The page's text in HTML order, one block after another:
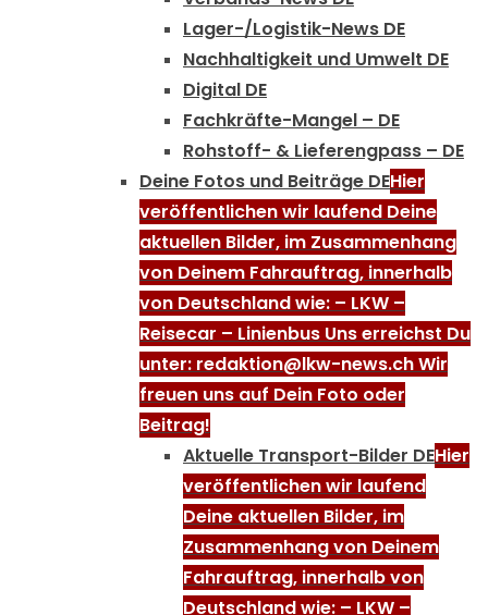
Lager-/Logistik-News DE
Nachhaltigkeit und Umwelt DE
Digital DE
Fachkräfte-Mangel – DE
Rohstoff- & Lieferengpass – DE
Deine Fotos und Beiträge DEHier
veröffentlichen wir laufend Deine
aktuellen Bilder, im Zusammenhang
von Deinem Fahrauftrag, innerhalb
von Deutschland wie: – LKW –
Reisecar – Linienbus Uns erreichst Du
unter: redaktion@lkw-news.ch Wir
freuen uns auf Dein Foto oder
Beitrag!
Aktuelle Transport-Bilder DEHier
veröffentlichen wir laufend
Deine aktuellen Bilder, im
Zusammenhang von Deinem
Fahrauftrag, innerhalb von
Deutschland wie: – LKW –